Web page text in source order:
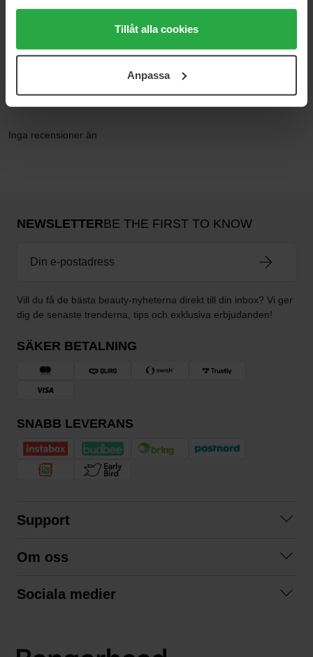
Genom att trycka på "Tillåt alla cookies" accepterar du
alla cookies, medan du under "Detaljer" kan anpassa
användningen av cookies. Du kan när som helst återkalla
samt vår Integritetspolicy.
Tillåt alla cookies
Anpassa
Stilene Conditioning Fluid That Memorizes The Styling
Frågor & svar (0)
Inga recensioner än
NEWSLETTERBE THE FIRST TO KNOW
Vill du få de bästa beauty-nyheterna direkt till din inbox? Vi ger
dig de senaste trenderna, tips och exklusiva erbjudanden!
SÄKER BETALNING
SNABB LEVERANS
Support
Köpvillkor
Om oss
Sociala medier